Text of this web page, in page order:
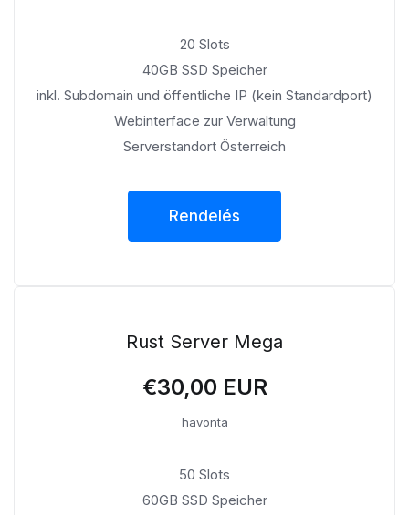
20 Slots
40GB SSD Speicher
inkl. Subdomain und öffentliche IP (kein Standardport)
Webinterface zur Verwaltung
Serverstandort Österreich
Rendelés
Rust Server Mega
€30,00 EUR
havonta
50 Slots
60GB SSD Speicher